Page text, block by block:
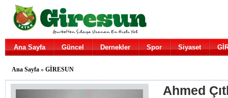
Ana Sayfa Güncel Dernekler Spor Siyaset
Ana Sayfa » GİRESUN
Ahmed